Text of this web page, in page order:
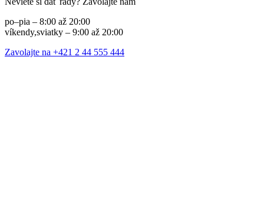
po–pia – 8:00 až 20:00
víkendy,sviatky – 9:00 až 20:00
Zavolajte na +421 2 44 555 444